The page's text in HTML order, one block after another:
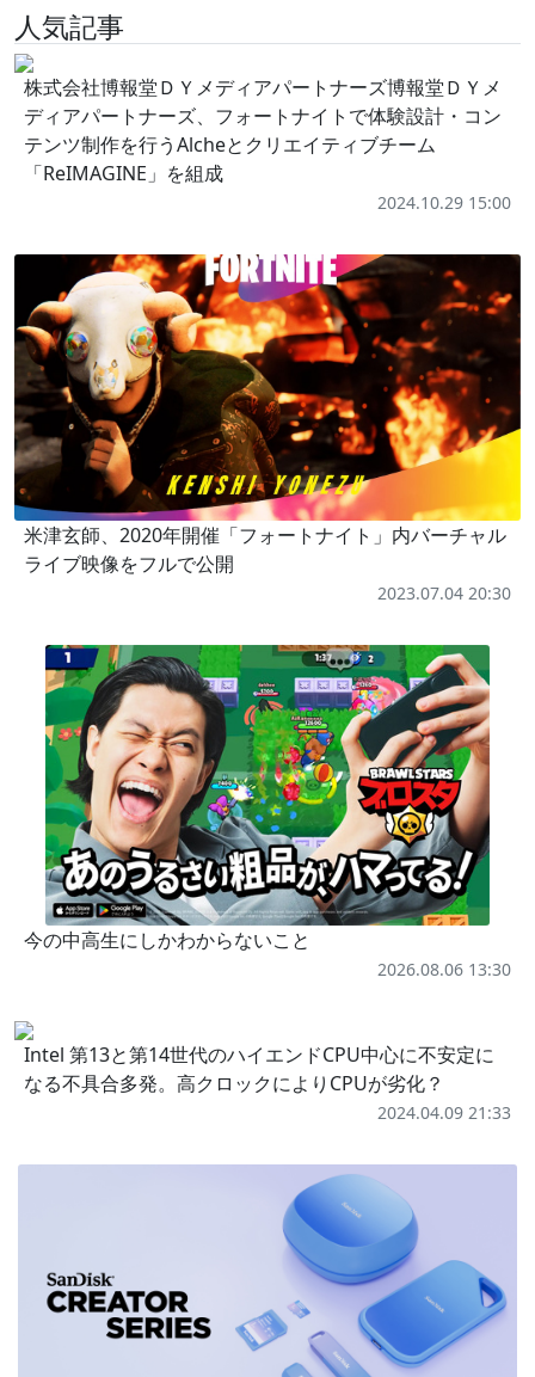
人気記事
株式会社博報堂ＤＹメディアパートナーズ博報堂ＤＹメ
ディアパートナーズ、フォートナイトで体験設計・コン
テンツ制作を行うAlcheとクリエイティブチーム
「ReIMAGINE」を組成
2024.10.29 15:00
米津玄師、2020年開催「フォートナイト」内バーチャル
ライブ映像をフルで公開
2023.07.04 20:30
今の中高生にしかわからないこと
2026.08.06 13:30
Intel 第13と第14世代のハイエンドCPU中心に不安定に
なる不具合多発。高クロックによりCPUが劣化？
2024.04.09 21:33